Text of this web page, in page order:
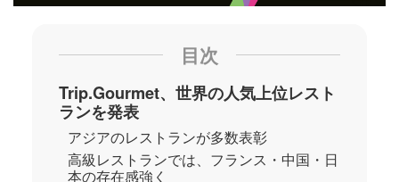
目次
Trip.Gourmet、世界の人気上位レスト
ランを発表
アジアのレストランが多数表彰
高級レストランでは、フランス・中国・日
本の存在感強く